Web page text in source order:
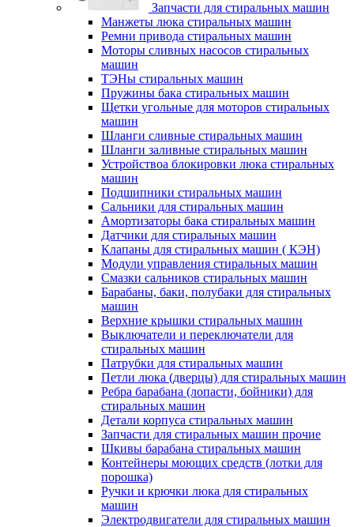
Запчасти для стиральных машин
Манжеты люка стиральных машин
Ремни привода стиральных машин
Моторы сливных насосов стиральных
машин
ТЭНы стиральных машин
Пружины бака стиральных машин
Щетки угольные для моторов стиральных
машин
Шланги сливные стиральных машин
Шланги заливные стиральных машин
Устройствоа блокировки люка стиральных
машин
Подшипники стиральных машин
Сальники для стиральных машин
Амортизаторы бака стиральных машин
Датчики для стиральных машин
Клапаны для стиральных машин ( КЭН)
Модули управления стиральных машин
Смазки сальников стиральных машин
Барабаны, баки, полубаки для стиральных
машин
Верхние крышки стиральных машин
Выключатели и переключатели для
стиральных машин
Патрубки для стиральных машин
Петли люка (дверцы) для стиральных машин
Ребра барабана (лопасти, бойники) для
стиральных машин
Детали корпуса стиральных машин
Запчасти для стиральных машин прочие
Шкивы барабана стиральных машин
Контейнеры моющих средств (лотки для
порошка)
Ручки и крючки люка для стиральных
машин
Электродвигатели для стиральных машин